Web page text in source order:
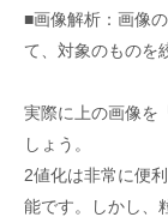
■画像解析：画像
て、対象のものを
実際に上の画像を
しょう。
2値化は非常に便
能です。しかし、